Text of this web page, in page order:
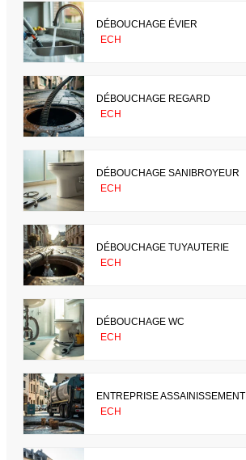
DÉBOUCHAGE ÉVIER
ECH
DÉBOUCHAGE REGARD
ECH
DÉBOUCHAGE SANIBROYEUR
ECH
DÉBOUCHAGE TUYAUTERIE
ECH
DÉBOUCHAGE WC
ECH
ENTREPRISE ASSAINISSEMENT
ECH